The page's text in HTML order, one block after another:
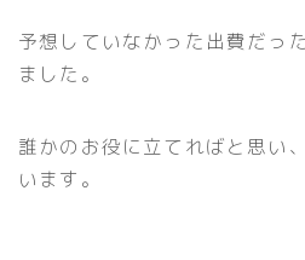
予想していなかった出費だっ
ました。
誰かのお役に立てればと思い
います。